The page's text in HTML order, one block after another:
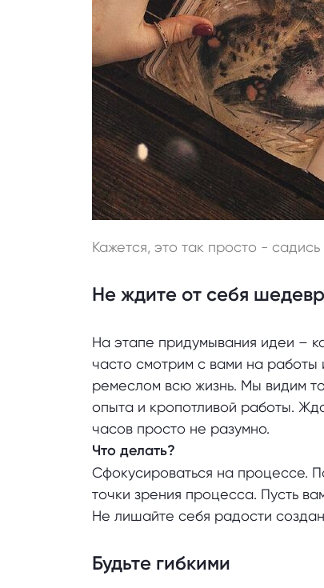
Кажется, это так просто -
Не ждите от себя
На этапе придумывания идеи –
часто смотрим с вами на работы
ремеслом всю жизнь. Мы видим
опыта и кропотливой работы.
часов просто не разумно.
Что делать?
Сфокусироваться на процессе.
точки зрения процесса. Пусть
Не лишайте себя радости
Будьте гибкими